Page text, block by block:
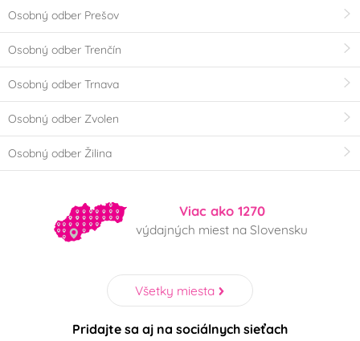
Osobný odber Prešov
Osobný odber Trenčín
Osobný odber Trnava
Osobný odber Zvolen
Osobný odber Žilina
Viac ako 1270
výdajných miest na Slovensku
Všetky miesta
Pridajte sa aj na sociálnych sieťach